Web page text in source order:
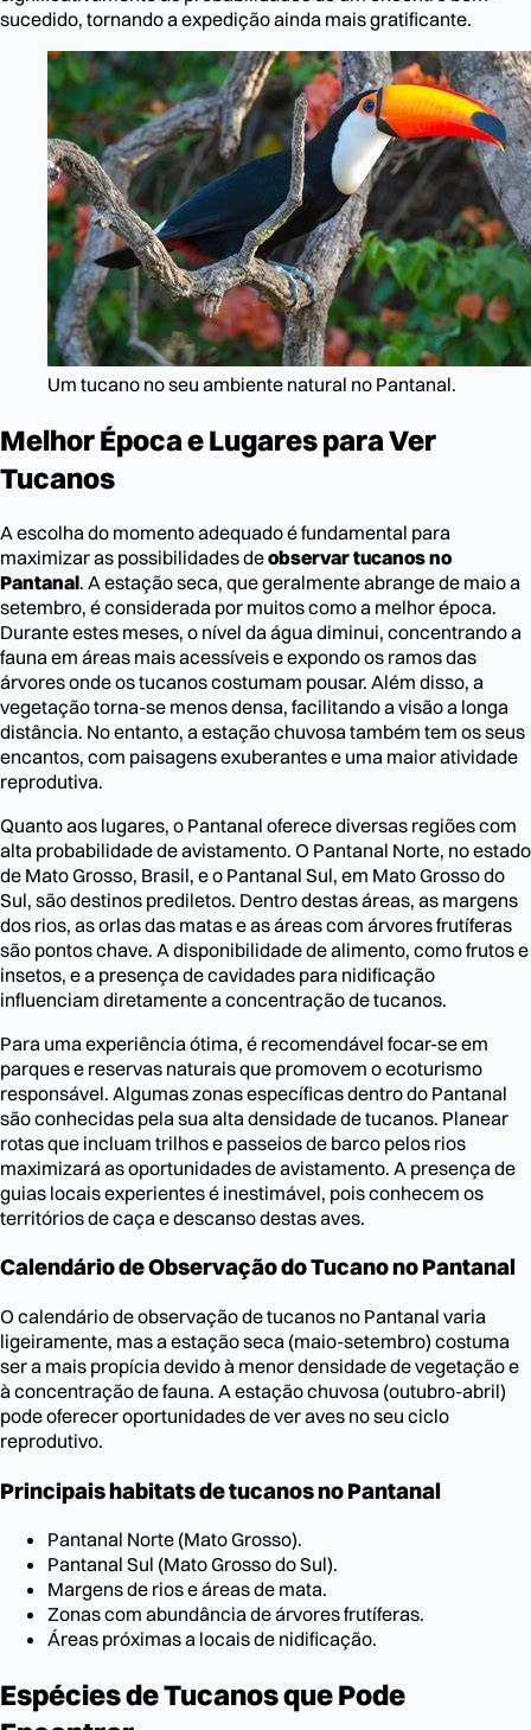
sucedido, tornando a expedição ainda mais gratificante.
Um tucano no seu ambiente natural no Pantanal.
Melhor Época e Lugares para Ver
Tucanos
A escolha do momento adequado é fundamental para
maximizar as possibilidades deobservar tucanos no
Pantanal. A estação seca, que geralmente abrange de maio a
setembro, é considerada por muitos como a melhor época.
Durante estes meses, o nível da água diminui, concentrando a
fauna em áreas mais acessíveis e expondo os ramos das
árvores onde os tucanos costumam pousar. Além disso, a
vegetação torna-se menos densa, facilitando a visão a longa
distância. No entanto, a estação chuvosa também tem os seus
encantos, com paisagens exuberantes e uma maior atividade
reprodutiva.
Quanto aos lugares, o Pantanal oferece diversas regiões com
alta probabilidade de avistamento. O Pantanal Norte, no estado
de Mato Grosso, Brasil, e o Pantanal Sul, em Mato Grosso do
Sul, são destinos prediletos. Dentro destas áreas, as margens
dos rios, as orlas das matas e as áreas com árvores frutíferas
são pontos chave. A disponibilidade de alimento, como frutos e
insetos, e a presença de cavidades para nidificação
influenciam diretamente a concentração de tucanos.
Para uma experiência ótima, é recomendável focar-se em
parques e reservas naturais que promovem o ecoturismo
responsável. Algumas zonas específicas dentro do Pantanal
são conhecidas pela sua alta densidade de tucanos. Planear
rotas que incluam trilhos e passeios de barco pelos rios
maximizará as oportunidades de avistamento. A presença de
guias locais experientes é inestimável, pois conhecem os
territórios de caça e descanso destas aves.
Calendário de Observação do Tucano no Pantanal
O calendário de observação de tucanos no Pantanal varia
ligeiramente, mas a estação seca (maio-setembro) costuma
ser a mais propícia devido à menor densidade de vegetação e
à concentração de fauna. A estação chuvosa (outubro-abril)
pode oferecer oportunidades de ver aves no seu ciclo
reprodutivo.
Principais habitats de tucanos no Pantanal
Pantanal Norte (Mato Grosso).
Pantanal Sul (Mato Grosso do Sul).
Margens de rios e áreas de mata.
Zonas com abundância de árvores frutíferas.
Áreas próximas a locais de nidificação.
Espécies de Tucanos que Pode